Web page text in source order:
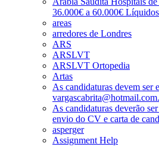
36.000€ a 60.000€
areas
arredores de Londres
ARS
ARSLVT
ARSLVT Ortopedia
Artas
As candidaturas devem ser
vargascabrita@hotmail.com.
As candidaturas deverão
envio do CV e carta de
asperger
Assignment Help